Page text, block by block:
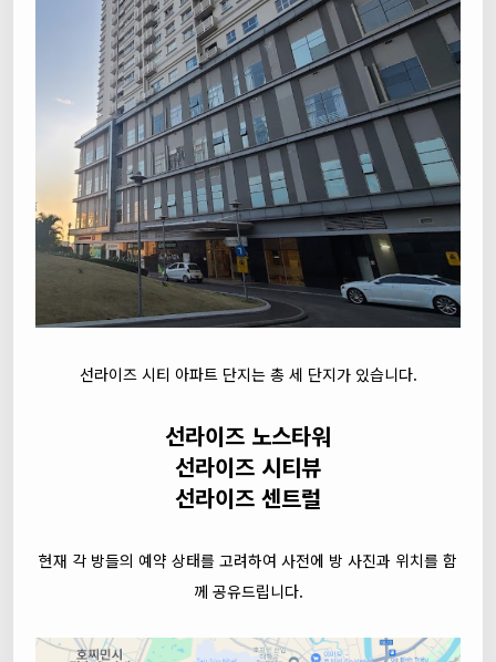
선라이즈 시티 아파트 단지는 총 세 단지가 있습니다.
선라이즈 노스타워
선라이즈 시티뷰
선라이즈 센트럴
현재 각 방들의 예약 상태를 고려하여 사전에 방 사진과 위치를 함
께 공유드립니다.